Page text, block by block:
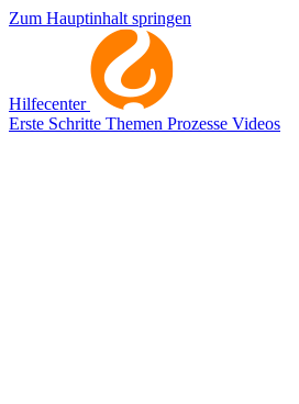
Zum Hauptinhalt springen
Hilfecenter
Erste Schritte Themen Prozesse Videos